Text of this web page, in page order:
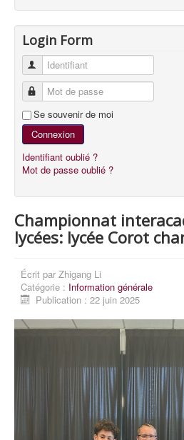
Login Form
Identifiant
Mot de passe
Se souvenir de moi
Connexion
Identifiant oublié ?
Mot de passe oublié ?
Championnat
lycées: lycée Corot
Écrit par Zhigang Li
Catégorie : Information générale
Publication : 22 juin 2025